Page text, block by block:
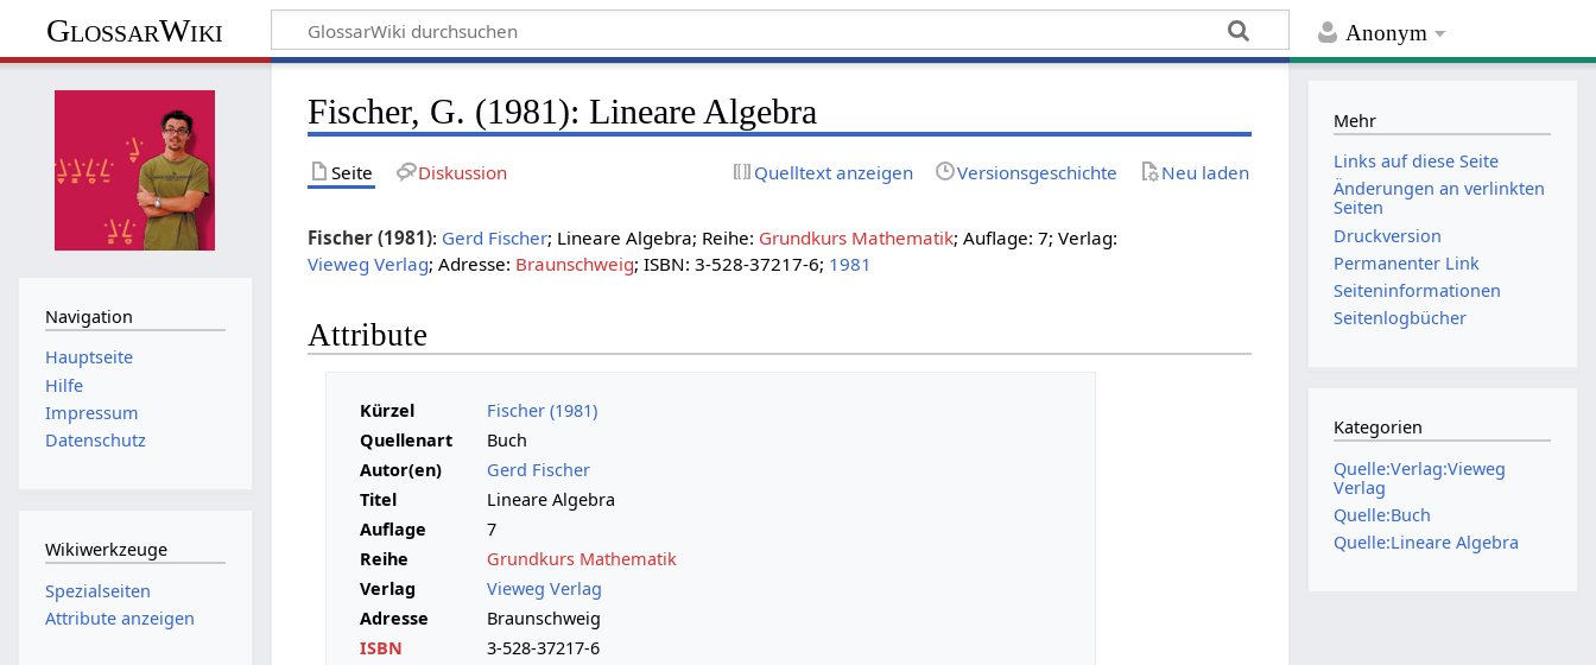
Anonym
GlossarWiki
Fischer, G. (1981): Lineare Algebra
Seite Diskussion Quelltext anzeigen Versionsgeschichte Neu laden
Fischer (1981): Gerd Fischer; Lineare Algebra; Reihe: Grundkurs Mathematik; Auflage: 7; Verlag:
Vieweg Verlag; Adresse: Braunschweig; ISBN: 3-528-37217-6; 1981
Attribute
Kürzel
Fischer (1981)
Quellenart
Buch
Autor(en)
Gerd Fischer
Titel
Lineare Algebra
Auflage
7
Reihe
Grundkurs Mathematik
Verlag
Vieweg Verlag
Adresse
Braunschweig
ISBN
3-528-37217-6
Navigation
Hauptseite
Hilfe
Impressum
Datenschutz
Wikiwerkzeuge
Spezialseiten
Attribute anzeigen
Mehr
Links auf diese Seite
Änderungen an verlinkten
Seiten
Druckversion
Permanenter Link
Seiten­­informationen
Seitenlogbücher
Kategorien
Quelle:Verlag:Vieweg
Verlag
Quelle:Buch
Quelle:Lineare Algebra